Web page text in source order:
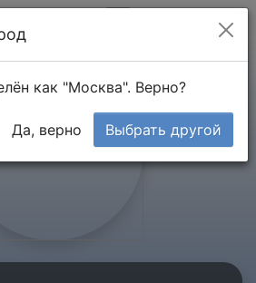
как "Москва". Верно?
Да, верно Выбрать другой